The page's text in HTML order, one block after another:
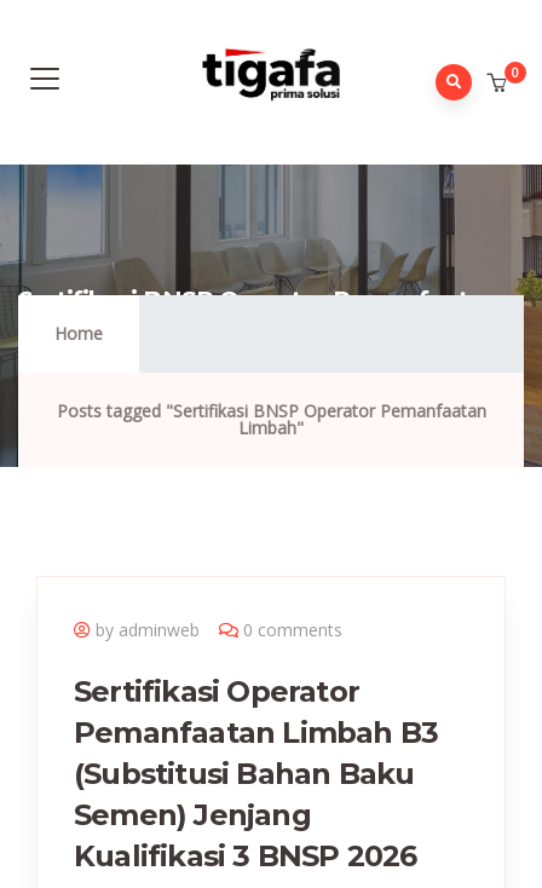
0
Sertifikasi BNSP Operator Pemanfaatan
Limbah
Home
Posts tagged "Sertifikasi BNSP Operator Pemanfaatan
Limbah"
by adminweb 0 comments
Sertifikasi Operator
Pemanfaatan Limbah B3
(Substitusi Bahan Baku
Semen) Jenjang
Kualifikasi 3 BNSP 2026